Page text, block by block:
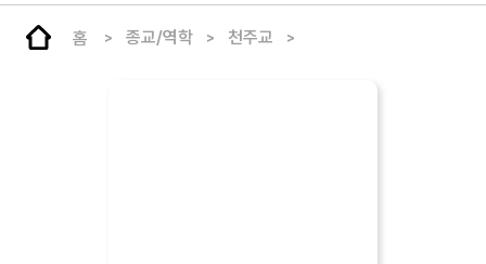
홈 종교/역학 천주교